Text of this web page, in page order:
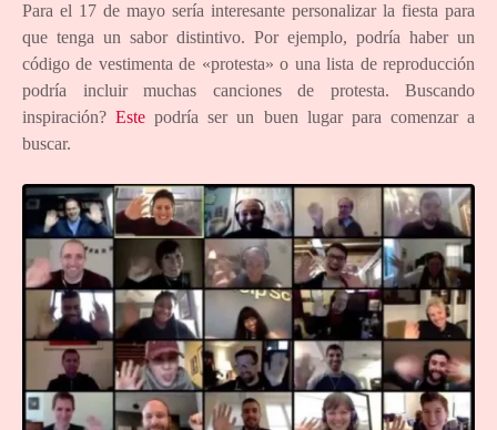
Para el 17 de mayo sería interesante personalizar la fiesta para
que tenga un sabor distintivo. Por ejemplo, podría haber un
código de vestimenta de «protesta» o una lista de reproducción
podría incluir muchas canciones de protesta. Buscando
inspiración?Este podría ser un buen lugar para comenzar a
buscar.